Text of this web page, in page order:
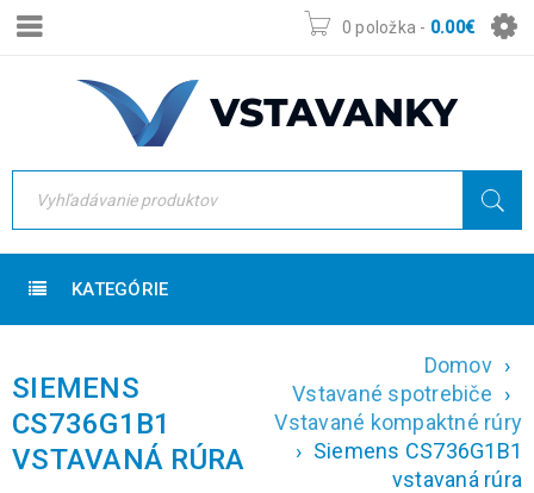
0 položka - 0.00€
KATEGÓRIE
SIEMENS
CS736G1B1
VSTAVANÁ RÚRA
Domov ›
Vstavané spotrebiče ›
Vstavané kompaktné rúry
› Siemens CS736G1B1
vstavaná rúra